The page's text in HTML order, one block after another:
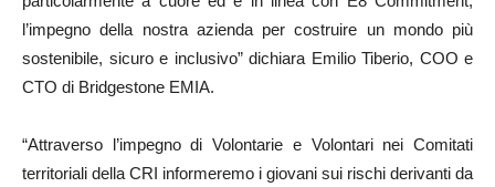
l’impegno della nostra azienda per costruire un mondo più
sostenibile, sicuro e inclusivo” dichiara Emilio Tiberio, COO e
CTO di Bridgestone EMIA.
“Attraverso l’impegno di Volontarie e Volontari nei Comitati
territoriali della CRI informeremo i giovani sui rischi derivanti da